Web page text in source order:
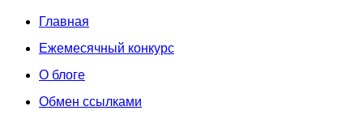
Главная
Ежемесячный конкурс
О блоге
Обмен ссылками